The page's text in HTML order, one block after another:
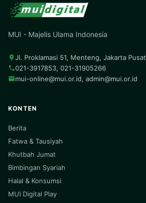
MUI - Majelis Ulama Indonesia
Jl. Proklamasi 51, Menteng, Jakarta Pusat
021-3917853, 021-31905266
mui-online@mui.or.id, admin@mui.or.id
KONTEN
Berita
Fatwa & Tausiyah
Khutbah Jumat
Bimbingan Syariah
Halal & Konsumsi
MUI Digital Play